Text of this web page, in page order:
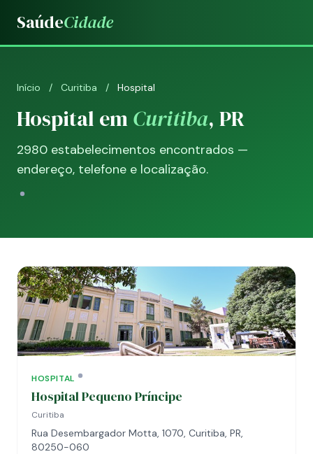
SaúdeCidade
Início / Curitiba / Hospital
Hospital emCuritiba, PR
2980 estabelecimentos encontrados —
endereço, telefone e localização.
HOSPITAL
Hospital Pequeno Príncipe
Curitiba
Rua Desembargador Motta, 1070, Curitiba, PR,
80250-060